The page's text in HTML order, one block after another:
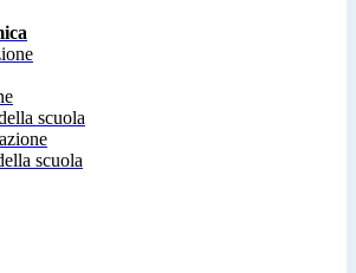
scuola
scuola